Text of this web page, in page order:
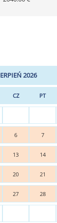
2026
CZ PT
6 7
13 14
20 21
27 28